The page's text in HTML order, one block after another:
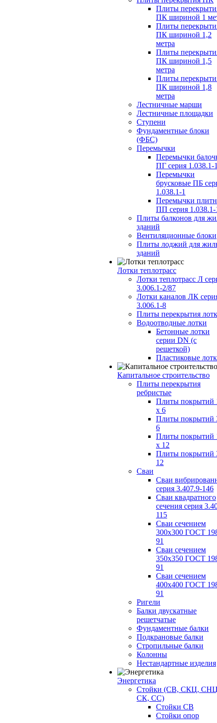
Плиты
ПК шириной 1
Плиты
ПК шириной 1,2
метра
Плиты
ПК шириной 1,5
метра
Плиты
ПК шириной 1,8
метра
Лестничные марши
Лестничные площадки
Ступени
Фундаментные блоки
(ФБС)
Перемычки
Перемычки
ПГ серия 1.038.1-
Перемычки
брусковые ПБ
1.038.1-1
Перемычки
ПП серия 1.038.1-
Плиты балконов для
зданий
Вентиляционные блоки
Плиты лоджий для
зданий
Лотки теплотрасс
Лотки теплотрасс Л
3.006.1-2/87
Лотки каналов ЛК
3.006.1-8
Плиты перекрытия
Водоотводные лотки
Бетонные лотки
серии DN (с
решеткой)
Пластиковые
Капитальное строительство
Плиты перекрытия
ребристые
Плиты покрытий
x 6
Плиты покрытий
6
Плиты покрытий
x 12
Плиты покрытий
12
Сваи
Сваи
серия 3.407.9-146
Сваи квадратного
сечения серия
115
Сваи сечением
300х300 ГОСТ
91
Сваи сечением
350х350 ГОСТ
91
Сваи сечением
400х400 ГОСТ
91
Ригели
Балки двускатные
решетчатые
Фундаментные балки
Подкрановые балки
Стропильные балки
Колонны
Нестандартные изделия
Энергетика
Стойки (СВ, СКЦ,
СК, СС)
Стойки СВ
Стойки опор